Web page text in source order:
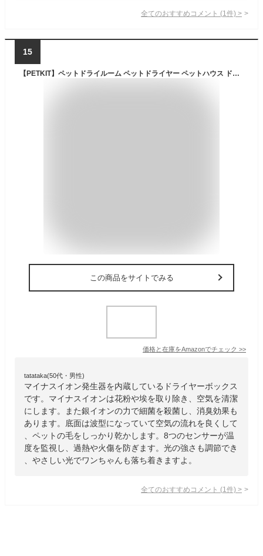
全てのおすすめコメント (1 件) >
15
【PETKIT】ペットドライルーム ペットドライヤー ペットハウス ドライヤー ボックス ハウス ドライルーム 猫 犬 ペット乾燥 ペット乾燥機 乾燥 乾燥箱 乾燥機 ヘアドライヤー ブローボックス グルーミングハウス 低騒音 I-ponゴミ袋 持ち運び ペットの毛 イヌ ネコ【正規品】
この商品をサイトでみる
価格と在庫をAmazonでチェック >>
tatataka(50代・男性)
マイナスイオン発生器を内蔵しているドライヤーボックス
です。マイナスイオンは花粉や埃を取り除き、空気を清潔
にします。また銀イオンの力で細菌を殺菌し、消臭効果も
あります。底面は波型になっていて空気の流れを良くして
、ペットの毛をしっかり乾かします。8つのセンサーが温
度を監視し、過熱や火傷を防ぎます。光の強さも調節でき
、やさしい光でワンちゃんも落ち着きますよ。
全てのおすすめコメント (1 件) >